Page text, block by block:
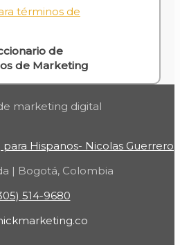
de
de Marketing
Hispanos- Nicolas Guerrero
| Bogotá, Colombia
514-9680